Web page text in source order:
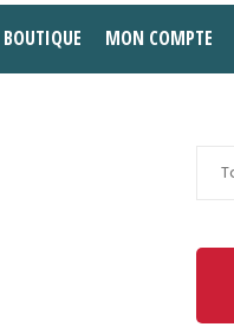
BOUTIQUE MON COMPTE